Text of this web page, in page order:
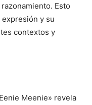
Esto
y su
contextos y
Meenie» revela